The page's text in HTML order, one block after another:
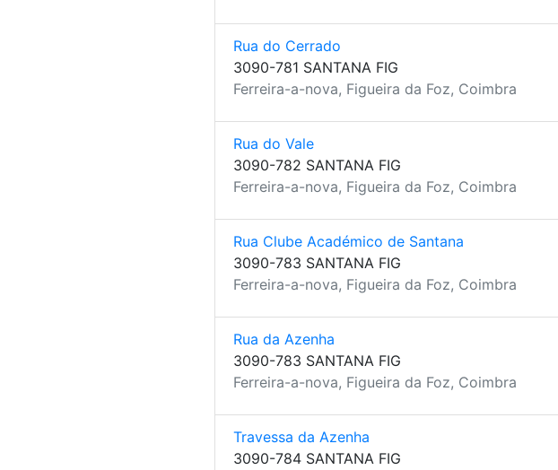
Rua do Cerrado
3090-781 SANTANA FIG
Ferreira-a-nova, Figueira da Foz, Coimbra
Rua do Vale
3090-782 SANTANA FIG
Ferreira-a-nova, Figueira da Foz, Coimbra
Rua Clube Académico de Santana
3090-783 SANTANA FIG
Ferreira-a-nova, Figueira da Foz, Coimbra
Rua da Azenha
3090-783 SANTANA FIG
Ferreira-a-nova, Figueira da Foz, Coimbra
Travessa da Azenha
3090-784 SANTANA FIG